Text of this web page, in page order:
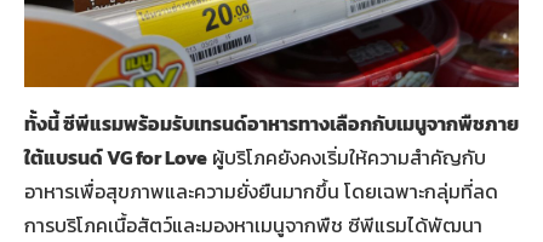
ทั้งนี้ ซีพีแรมพร้อมรับเทรนด์อาหารทางเลือกกับเมนูจากพืชภาย
ใต้แบรนด์ VG for Love ผู้บริโภคยังคงเริ่มให้ความสำคัญกับ
อาหารเพื่อสุขภาพและความยั่งยืนมากขึ้น โดยเฉพาะกลุ่มที่ลด
การบริโภคเนื้อสัตว์และมองหาเมนูจากพืช ซีพีแรมได้พัฒนา